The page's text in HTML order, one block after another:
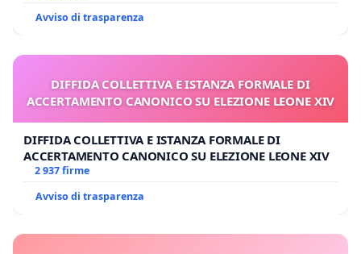
Avviso di trasparenza
DIFFIDA COLLETTIVA E ISTANZA FORMALE DI
ACCERTAMENTO CANONICO SU ELEZIONE LEONE XIV
DIFFIDA COLLETTIVA E ISTANZA FORMALE DI
ACCERTAMENTO CANONICO SU ELEZIONE LEONE XIV
2 937 firme
Avviso di trasparenza